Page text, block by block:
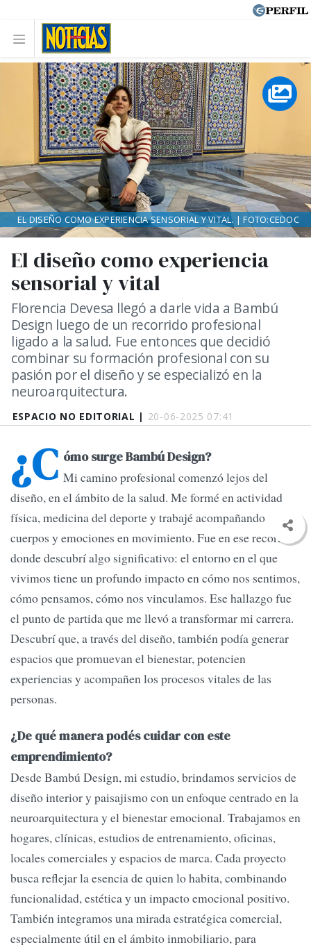
ESPACIO NO EDITORIAL | 20-06-2025 07:41
El diseño como experiencia
sensorial y vital
Florencia Devesa llegó a darle vida a Bambú
Design luego de un recorrido profesional
ligado a la salud. Fue entonces que decidió
combinar su formación profesional con su
pasión por el diseño y se especializó en la
neuroarquitectura.
EL DISEÑO COMO EXPERIENCIA SENSORIAL Y VITAL. | FOTO:CEDOC
¿C ómo surge Bambú Design?
Mi camino profesional comenzó lejos del
diseño, en el ámbito de la salud. Me formé en actividad
física, medicina del deporte y trabajé acompañando
cuerpos y emociones en movimiento. Fue en ese recorrido
donde descubrí algo significativo: el entorno en el que
vivimos tiene un profundo impacto en cómo nos sentimos,
cómo pensamos, cómo nos vinculamos. Ese hallazgo fue
el punto de partida que me llevó a transformar mi carrera.
Descubrí que, a través del diseño, también podía generar
espacios que promuevan el bienestar, potencien
experiencias y acompañen los procesos vitales de las
personas.
¿De qué manera podés cuidar con este
emprendimiento?
Desde Bambú Design, mi estudio, brindamos servicios de
diseño interior y paisajismo con un enfoque centrado en la
neuroarquitectura y el bienestar emocional. Trabajamos en
hogares, clínicas, estudios de entrenamiento, oficinas,
locales comerciales y espacios de marca. Cada proyecto
busca reflejar la esencia de quien lo habita, combinando
funcionalidad, estética y un impacto emocional positivo.
También integramos una mirada estratégica comercial,
especialmente útil en el ámbito inmobiliario, para